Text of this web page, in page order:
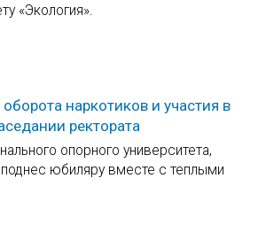
«Экология».
наркотиков и участия в
ректората
опорного университета,
юбиляру вместе с теплыми